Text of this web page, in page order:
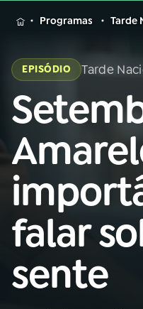
MENU
Buscar
na
Rádio
Nacional
01 INÍCIO
A RÁDIO
03 PROGRAMAÇÃO
na
Rádio
Programas Tarde
EPISÓDIO Tarde
falar
sente